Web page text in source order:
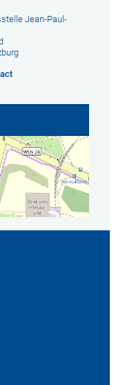
Jean-Paul-